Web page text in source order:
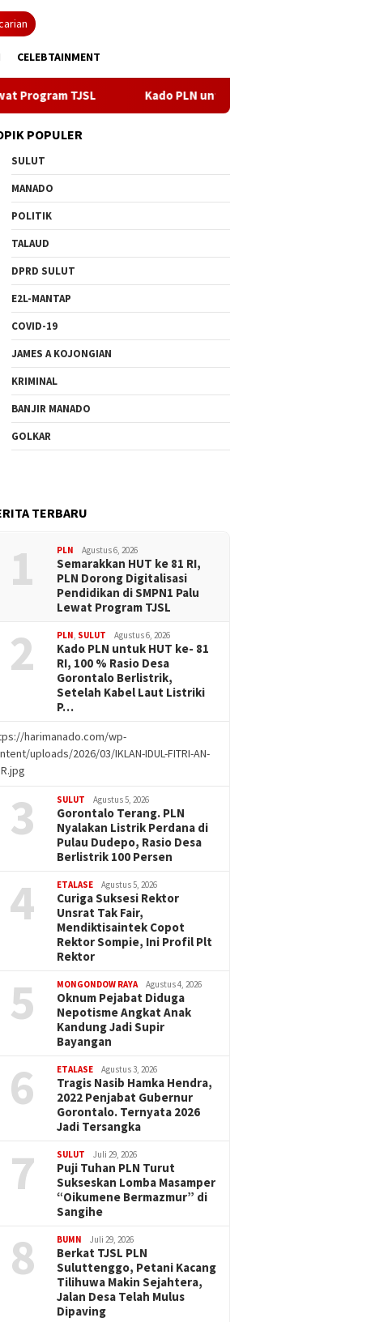
CELEBTAINMENT
Kado PLN untuk HUT ke- 81 RI, 100 % Rasio Desa
POPULER
SULUT
MANADO
POLITIK
TALAUD
DPRD SULUT
E2L-MANTAP
COVID-19
JAMES A KOJONGIAN
KRIMINAL
BANJIR MANADO
GOLKAR
TERBARU
1 PLN Agustus 6, 2026
Semarakkan HUT ke 81 RI,
PLN Dorong Digitalisasi
Pendidikan di SMPN1 Palu
Lewat Program TJSL
2 PLN, SULUT Agustus 6, 2026
Kado PLN untuk HUT ke- 81
RI, 100 % Rasio Desa
Gorontalo Berlistrik,
Setelah Kabel Laut Listriki
P…
harimanado.com/wp-
uploads/2026/03/IKLAN-IDUL-FITRI-AN-
3 SULUT Agustus 5, 2026
Gorontalo Terang. PLN
Nyalakan Listrik Perdana di
Pulau Dudepo, Rasio Desa
Berlistrik 100 Persen
4 ETALASE Agustus 5, 2026
Curiga Suksesi Rektor
Unsrat Tak Fair,
Mendiktisaintek Copot
Rektor Sompie, Ini Profil Plt
Rektor
5 MONGONDOW RAYA Agustus 4, 2026
Oknum Pejabat Diduga
Nepotisme Angkat Anak
Kandung Jadi Supir
Bayangan
6 ETALASE Agustus 3, 2026
Tragis Nasib Hamka Hendra,
2022 Penjabat Gubernur
Gorontalo. Ternyata 2026
Jadi Tersangka
7 SULUT Juli 29, 2026
Puji Tuhan PLN Turut
Sukseskan Lomba Masamper
“Oikumene Bermazmur” di
Sangihe
8 BUMN Juli 29, 2026
Berkat TJSL PLN
Suluttenggo, Petani Kacang
Tilihuwa Makin Sejahtera,
Jalan Desa Telah Mulus
Dipaving